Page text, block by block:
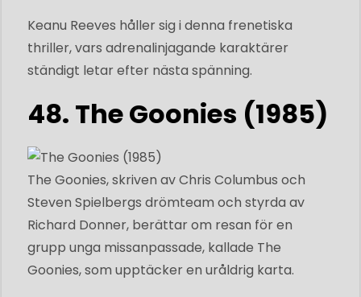
Keanu Reeves håller sig i denna frenetiska
thriller, vars adrenalinjagande karaktärer
ständigt letar efter nästa spänning.
48. The Goonies (1985)
The Goonies, skriven av Chris Columbus och
Steven Spielbergs drömteam och styrda av
Richard Donner, berättar om resan för en
grupp unga missanpassade, kallade The
Goonies, som upptäcker en uråldrig karta.